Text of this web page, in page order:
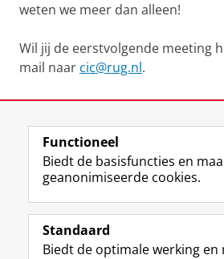
weten we meer dan alleen!
Wil jij de eerstvolgende meeting
mail naar cic@rug.nl.
View this page in:English
Volg de RUG
F
a
e
L
i
k
Studiekiezers
Functioneel
Biedt de basisfuncties en
geanonimiseerde cookies.
Standaard
Biedt de optimale werking en